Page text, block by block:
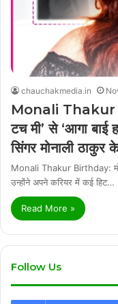
chauchakmedia.in
Monali Thakur
टच मी’ से ‘आगा बाई
सिंगर मोनाली ठाकुर
Monali Thakur Birthday:
उन्होंने अपने करियर में कई हिट…
Read More »
Follow Us